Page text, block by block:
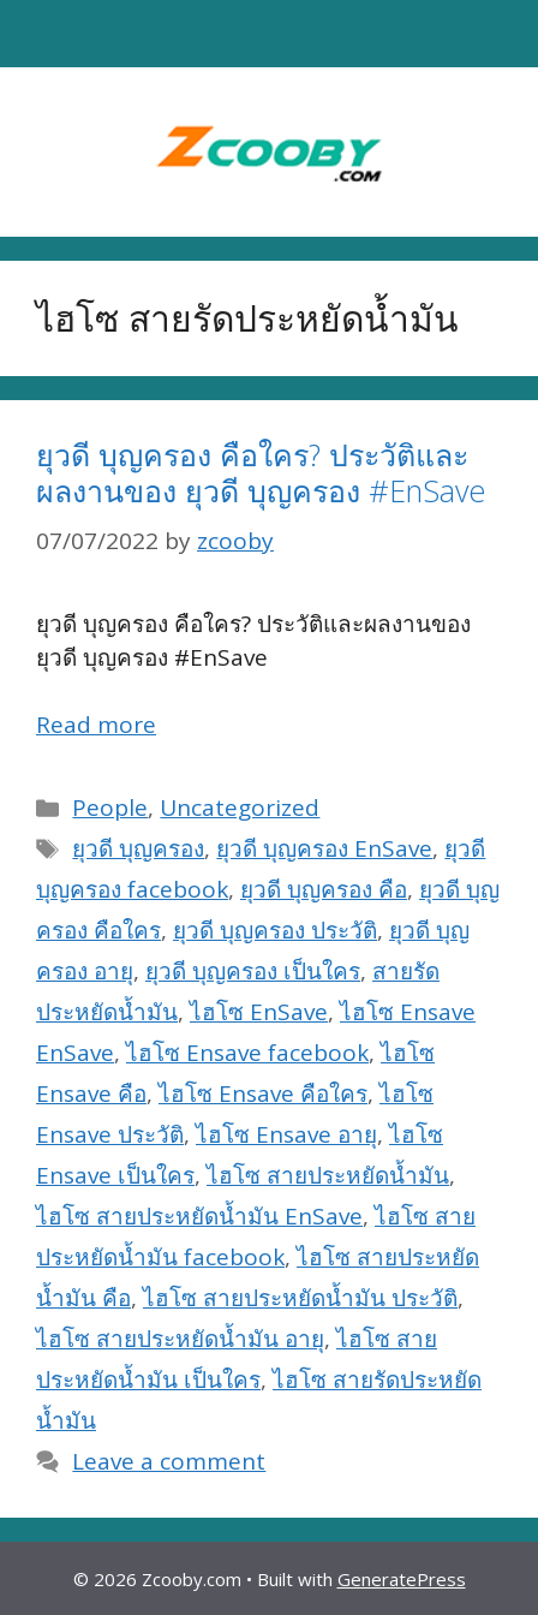
ไฮโซ สายรัดประหยัดน้ำมัน
ยุวดี บุญครอง คือใคร? ประวัติและ
ผลงานของ ยุวดี บุญครอง #EnSave
07/07/2022 by zcooby
ยุวดี บุญครอง คือใคร? ประวัติและผลงานของ
ยุวดี บุญครอง #EnSave
Read more
Categories
People, Uncategorized
Tags
ยุวดี บุญครอง, ยุวดี บุญครอง EnSave, ยุวดี
บุญครอง facebook, ยุวดี บุญครอง คือ, ยุวดี บุญ
ครอง คือใคร, ยุวดี บุญครอง ประวัติ, ยุวดี บุญ
ครอง อายุ, ยุวดี บุญครอง เป็นใคร, สายรัด
ประหยัดน้ำมัน,ไฮโซ EnSave,ไฮโซ Ensave
EnSave,ไฮโซ Ensave facebook,ไฮโซ
Ensave คือ,ไฮโซ Ensave คือใคร,ไฮโซ
Ensave ประวัติ,ไฮโซ Ensave อายุ,ไฮโซ
Ensave เป็นใคร,ไฮโซ สายประหยัดน้ำมัน,
ไฮโซ สายประหยัดน้ำมัน EnSave,ไฮโซ สาย
ประหยัดน้ำมัน facebook,ไฮโซ สายประหยัด
น้ำมัน คือ,ไฮโซ สายประหยัดน้ำมัน ประวัติ,
ไฮโซ สายประหยัดน้ำมัน อายุ,ไฮโซ สาย
ประหยัดน้ำมัน เป็นใคร,ไฮโซ สายรัดประหยัด
น้ำมัน
Leave a comment
© 2026 Zcooby.com • Built with GeneratePress